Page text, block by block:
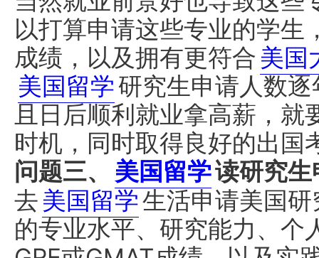
以打算申请这些专业的学生
成绩，以及拥有更符合 美国
美国留学研究生申请人数
且日后顺利就业拿高薪，就
时机，同时取得良好的出国
问题三、
美国留学读研究
去 美国留学生活申请美国
的专业水平、研究能力、个